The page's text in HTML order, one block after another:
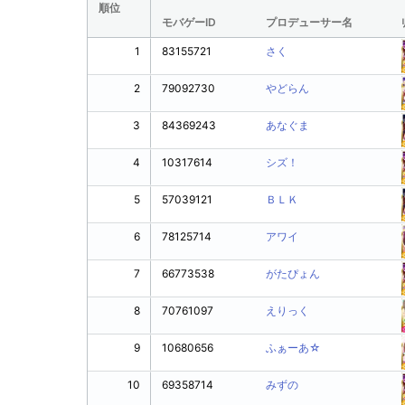
順位
モバゲーID
プロデューサー名
1
2
3
4
5
6
7
8
9
10
83155721 さく
79092730 やどらん
84369243 あなぐま
10317614 シズ！
57039121 ＢＬＫ
78125714 アワイ
66773538 がたぴょん
70761097 えりっく
10680656 ふぁーあ☆
69358714 みずの